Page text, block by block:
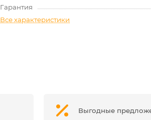
Гарантия
Все характеристики
Выгодные